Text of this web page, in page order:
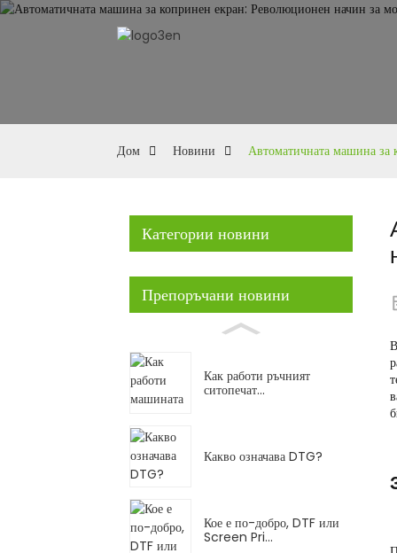
Дом Новини Автоматичната машина за
Категории новини
Препоръчани новини
Как работи ръчният
ситопечат...
Какво означава DTG?
Кое е по-добро, DTF или
Screen Pri...